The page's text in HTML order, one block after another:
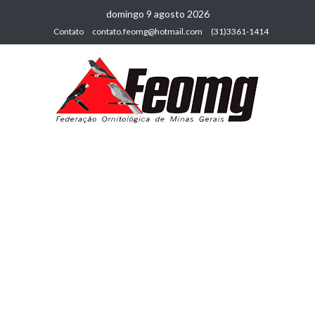
domingo 9 agosto 2026
Contato contato.feomg@hotmail.com (31)3361-1414